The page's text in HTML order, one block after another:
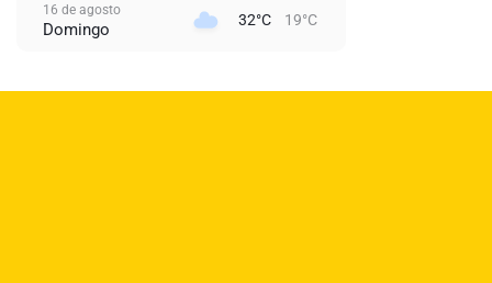
16 de agosto
Domingo 32°C 19°C